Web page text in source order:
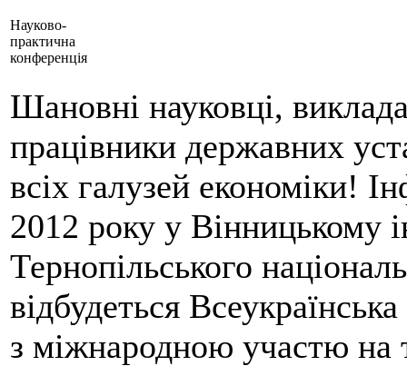
Науково-
практична
конференція
Шановні науковці,
працівники державних
всіх галузей економіки!
2012 року у Вінницькому
Тернопільського
відбудеться
з міжнародною участю на